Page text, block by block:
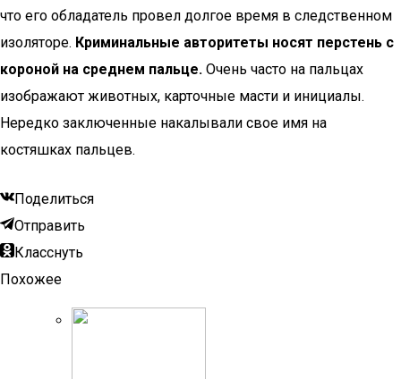
что его обладатель провел долгое время в следственном
изоляторе. Криминальные авторитеты носят перстень с
короной на среднем пальце. Очень часто на пальцах
изображают животных, карточные масти и инициалы.
Нередко заключенные накалывали свое имя на
костяшках пальцев.
Поделиться
Отправить
Класснуть
Похожее